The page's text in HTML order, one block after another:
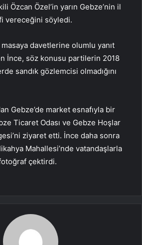
Özcan Özel’in yarın Gebze’nin il
vereceğini söyledi.
davetlerine olumlu yanıt
İnce, söz konusu partilerin 2018
sandık gözlemcisi olmadığını
Gebze’de market esnafıyla bir
Ticaret Odası ve Gebze Hoşlar
ziyaret etti. İnce daha sonra
Mahallesi’nde vatandaşlarla
çektirdi.